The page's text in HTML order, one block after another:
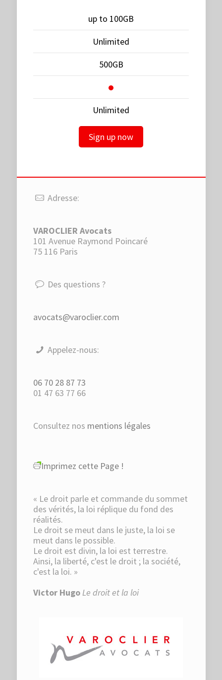
up to 100GB
Unlimited
500GB
Unlimited
Sign up now
Adresse:
VAROCLIER Avocats
101 Avenue Raymond Poincaré
75 116 Paris
Des questions ?
avocats@varoclier.com
Appelez-nous:
06 70 28 87 73
01 47 63 77 66
Consultez nos mentions légales
Imprimez cette Page !
« Le droit parle et commande du sommet
des vérités, la loi réplique du fond des
réalités.
Le droit se meut dans le juste, la loi se
meut dans le possible.
Le droit est divin, la loi est terrestre.
Ainsi, la liberté, c'est le droit ; la société,
c'est la loi. »
Victor HugoLe droit et la loi